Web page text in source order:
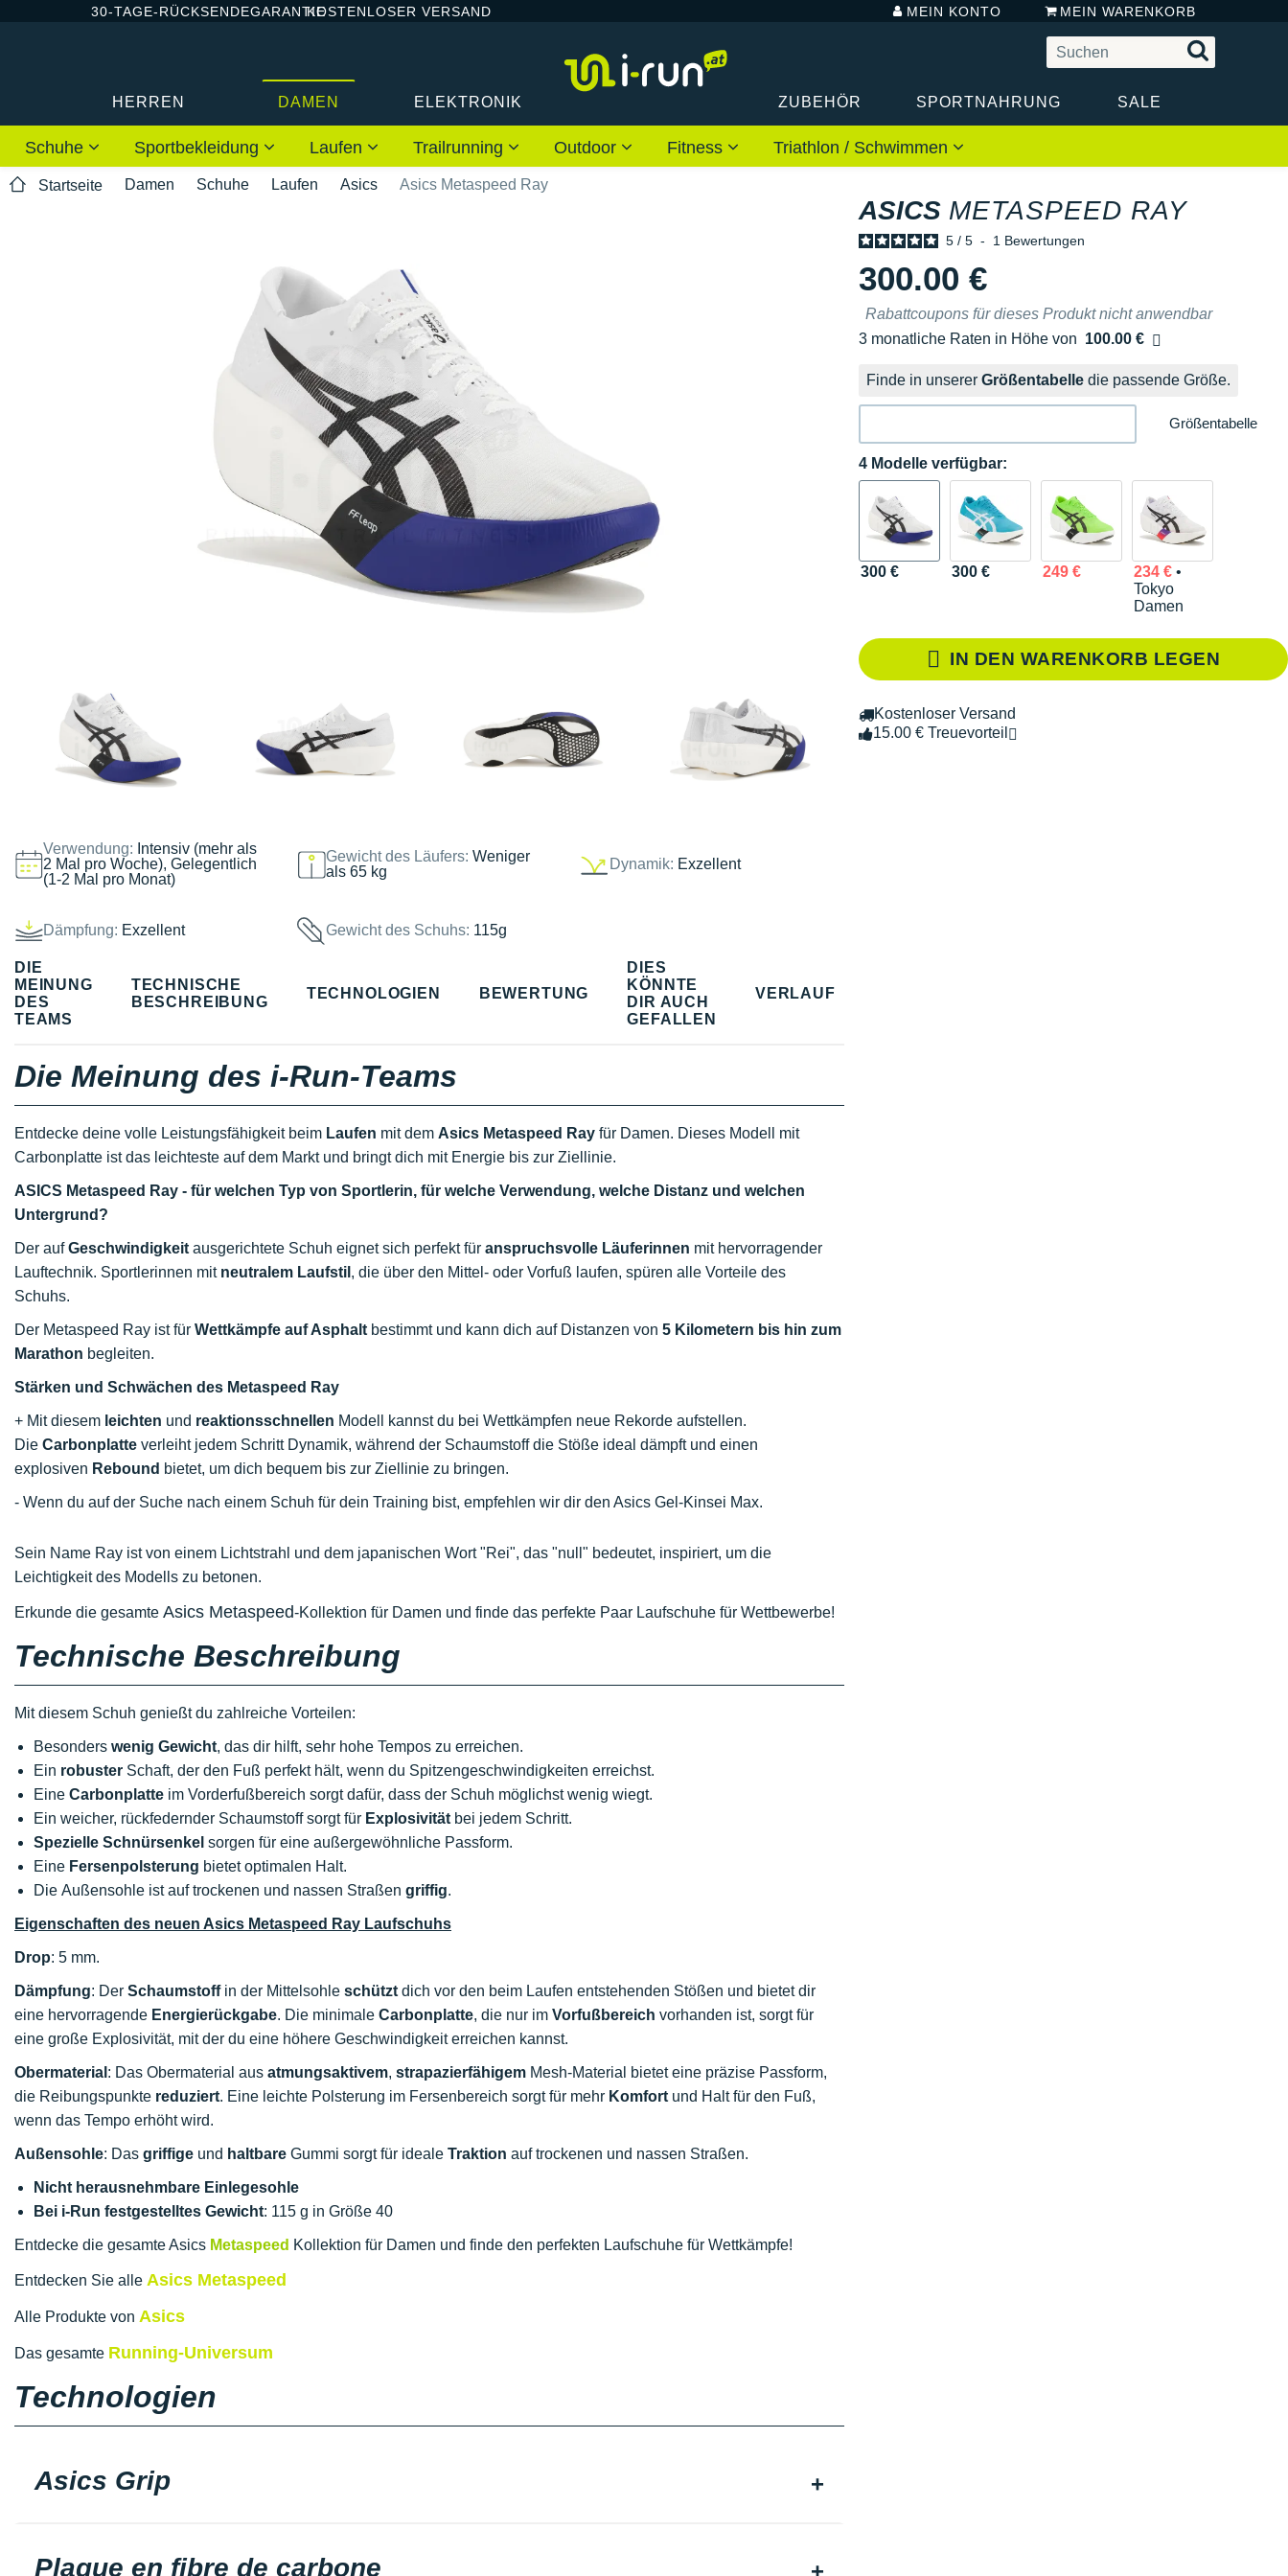
30-TAGE-RÜCKSENDEGARANTIEKOSTENLOSER VERSAND MEIN KONTO MEIN WARENKORB
HERREN DAMEN ELEKTRONIK ZUBEHÖR SPORTNAHRUNG SALE
Schuhe Sportbekleidung Laufen Trailrunning Outdoor Fitness Triathlon / Schwimmen
Startseite Damen Schuhe Laufen Asics Asics Metaspeed Ray
Verwendung: Intensiv (mehr als
2 Mal pro Woche), Gelegentlich
(1-2 Mal pro Monat)
Gewicht des Läufers:Weniger
als 65 kg
Dynamik: Exzellent
Dämpfung: Exzellent Gewicht des Schuhs: 115g
ASICS METASPEED RAY
5 / 5 - 1 Bewertungen
300.00 €
Rabattcoupons für dieses Produkt nicht anwendbar
3 monatliche Raten in Höhe von 100.00 €
Ohne Zusatzkosten
Finde in unserer Größentabelle die passende Größe.
Größentabelle
4 Modelle verfügbar:
300 € 300 € 249 € 234 €•
Tokyo
Damen
IN DEN WARENKORB LEGEN
Kostenloser Versand
15.00 € Treuevorteil
DIE
MEINUNG
DES
TEAMS
TECHNISCHE
BESCHREIBUNG
TECHNOLOGIEN BEWERTUNG
DIES
KÖNNTE
DIR AUCH
GEFALLEN
VERLAUF
Die Meinung des i-Run-Teams
Entdecke deine volle Leistungsfähigkeit beim Laufen mit dem Asics Metaspeed Ray für Damen. Dieses Modell mit
Carbonplatte ist das leichteste auf dem Markt und bringt dich mit Energie bis zur Ziellinie.
ASICS Metaspeed Ray - für welchen Typ von Sportlerin, für welche Verwendung, welche Distanz und welchen
Untergrund?
Der aufGeschwindigkeit ausgerichtete Schuh eignet sich perfekt für anspruchsvolle Läuferinnen mit hervorragender
Lauftechnik. Sportlerinnen mit neutralem Laufstil , die über den Mittel- oder Vorfuß laufen, spüren alle Vorteile des
Schuhs.
Der Metaspeed Ray ist für Wettkämpfe auf Asphalt bestimmt und kann dich auf Distanzen von 5 Kilometern bis hin zum
Marathon begleiten.
Stärken und Schwächen des Metaspeed Ray
+ Mit diesem leichten und reaktionsschnellen Modell kannst du bei Wettkämpfen neue Rekorde aufstellen.
Die Carbonplatte verleiht jedem Schritt Dynamik, während der Schaumstoff die Stöße ideal dämpft und einen
explosiven Rebound bietet, um dich bequem bis zur Ziellinie zu bringen.
- Wenn du auf der Suche nach einem Schuh für dein Training bist, empfehlen wir dir den Asics Gel-Kinsei Max.
Sein Name Ray ist von einem Lichtstrahl und dem japanischen Wort "Rei", das "null" bedeutet, inspiriert, um die
Leichtigkeit des Modells zu betonen.
Erkunde die gesamte Asics Metaspeed-Kollektion für Damen und finde das perfekte Paar Laufschuhe für Wettbewerbe!
Technische Beschreibung
Mit diesem Schuh genießt du zahlreiche Vorteilen:
Besonders wenig Gewicht, das dir hilft, sehr hohe Tempos zu erreichen.
Ein robuster Schaft, der den Fuß perfekt hält, wenn du Spitzengeschwindigkeiten erreichst.
Eine Carbonplatte im Vorderfußbereich sorgt dafür, dass der Schuh möglichst wenig wiegt.
Ein weicher, rückfedernder Schaumstoff sorgt für Explosivität bei jedem Schritt.
Spezielle Schnürsenkel sorgen für eine außergewöhnliche Passform.
Eine Fersenpolsterung bietet optimalen Halt.
Die Außensohle ist auf trockenen und nassen Straßen griffig.
Eigenschaften des neuen Asics Metaspeed Ray Laufschuhs
Drop: 5 mm.
Dämpfung: Der Schaumstoffin der Mittelsohle schützt dich vor den beim Laufen entstehenden Stößen und bietet dir
eine hervorragende Energierückgabe. Die minimale Carbonplatte, die nur im Vorfußbereich vorhanden ist, sorgt für
eine große Explosivität, mit der du eine höhere Geschwindigkeit erreichen kannst.
Obermaterial : Das Obermaterial aus atmungsaktivem, strapazierfähigem Mesh-Material bietet eine präzise Passform,
die Reibungspunkte reduziert. Eine leichte Polsterung im Fersenbereich sorgt für mehr Komfort und Halt für den Fuß,
wenn das Tempo erhöht wird.
Außensohle: Das griffige und haltbare Gummi sorgt für ideale Traktion auf trockenen und nassen Straßen.
Nicht herausnehmbare Einlegesohle
Bei i-Run festgestelltes Gewicht: 115 g in Größe 40
Entdecke die gesamte Asics Metaspeed Kollektion für Damen und finde den perfekten Laufschuhe für Wettkämpfe!
Entdecken Sie alle Asics Metaspeed
Alle Produkte von Asics
Das gesamte Running-Universum
Technologien
Asics Grip
Plaque en fibre de carbone